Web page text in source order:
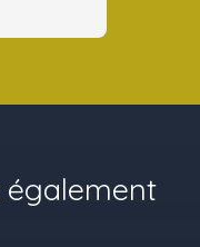
également